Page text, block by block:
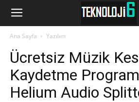
www.Teknoloji6.com
Ana Sayfa Yazılım
Ücretsiz Müzik
Kaydetme
Helium Audio